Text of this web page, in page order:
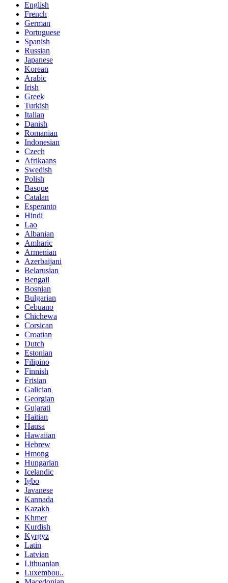
English
French
German
Portuguese
Spanish
Russian
Japanese
Korean
Arabic
Irish
Greek
Turkish
Italian
Danish
Romanian
Indonesian
Czech
Afrikaans
Swedish
Polish
Basque
Catalan
Esperanto
Hindi
Lao
Albanian
Amharic
Armenian
Azerbaijani
Belarusian
Bengali
Bosnian
Bulgarian
Cebuano
Chichewa
Corsican
Croatian
Dutch
Estonian
Filipino
Finnish
Frisian
Galician
Georgian
Gujarati
Haitian
Hausa
Hawaiian
Hebrew
Hmong
Hungarian
Icelandic
Igbo
Javanese
Kannada
Kazakh
Khmer
Kurdish
Kyrgyz
Latin
Latvian
Lithuanian
Luxembou..